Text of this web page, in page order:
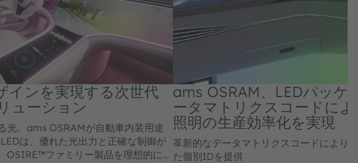
インを実現する次世代
ューション
光。ams OSRAMが自動車内装用途
は、優れた光出力と正確な制御が
OSIRE™ファミリー製品を理想的に補
ams OSRAM、LEDパッケ
ータマトリクスコードに
照明の生産効率化を実現
革新的なデータマトリクスコードにより
た個別IDを提供